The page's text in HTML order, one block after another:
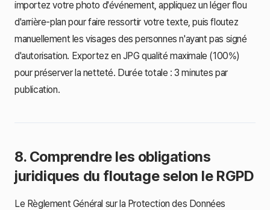
importez votre photo d'événement, appliquez un léger flou
d'arrière-plan pour faire ressortir votre texte, puis floutez
manuellement les visages des personnes n'ayant pas signé
d'autorisation. Exportez en JPG qualité maximale (100%)
pour préserver la netteté. Durée totale : 3 minutes par
publication.
8. Comprendre les obligations
juridiques du floutage selon le RGPD
Le Règlement Général sur la Protection des Données